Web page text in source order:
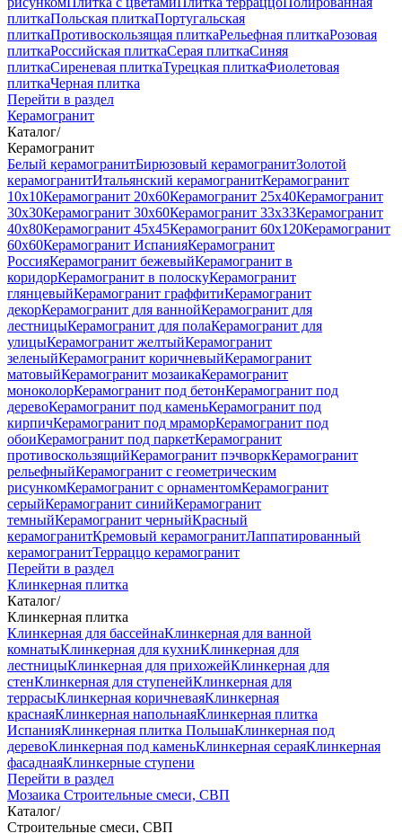
плиткаПольская плиткаПортугальская
плиткаПротивоскользящая плиткаРельефная плиткаРозовая
плиткаРоссийская плиткаСерая плиткаСиняя
плиткаСиреневая плиткаТурецкая плиткаФиолетовая
плиткаЧерная плитка
Перейти в раздел
Керамогранит
Каталог/
Керамогранит
Белый керамогранитБирюзовый керамогранитЗолотой
керамогранитИтальянский керамогранитКерамогранит
10x10Керамогранит 20x60Керамогранит 25x40Керамогранит
30x30Керамогранит 30x60Керамогранит 33x33Керамогранит
40x80Керамогранит 45x45Керамогранит 60x120Керамогранит
60x60Керамогранит ИспанияКерамогранит
РоссияКерамогранит бежевыйКерамогранит в
коридорКерамогранит в полоскуКерамогранит
глянцевыйКерамогранит граффитиКерамогранит
декорКерамогранит для ваннойКерамогранит для
лестницыКерамогранит для полаКерамогранит для
улицыКерамогранит желтыйКерамогранит
зеленыйКерамогранит коричневыйКерамогранит
матовыйКерамогранит мозаикаКерамогранит
моноколорКерамогранит под бетонКерамогранит под
деревоКерамогранит под каменьКерамогранит под
кирпичКерамогранит под мраморКерамогранит под
обоиКерамогранит под паркетКерамогранит
противоскользящийКерамогранит пэчворкКерамогранит
рельефныйКерамогранит с геометрическим
рисункомКерамогранит с орнаментомКерамогранит
серыйКерамогранит синийКерамогранит
темныйКерамогранит черныйКрасный
керамогранитКремовый керамогранитЛаппатированный
керамогранитТерраццо керамогранит
Перейти в раздел
Клинкерная плитка
Каталог/
Клинкерная плитка
Клинкерная для бассейнаКлинкерная для ванной
комнатыКлинкерная для кухниКлинкерная для
лестницыКлинкерная для прихожейКлинкерная для
стенКлинкерная для ступенейКлинкерная для
террасыКлинкерная коричневаяКлинкерная
краснаяКлинкерная напольнаяКлинкерная плитка
ИспанияКлинкерная плитка ПольшаКлинкерная под
деревоКлинкерная под каменьКлинкерная сераяКлинкерная
фасаднаяКлинкерные ступени
Перейти в раздел
Мозаика Строительные смеси, СВП
Каталог/
Строительные смеси, СВП